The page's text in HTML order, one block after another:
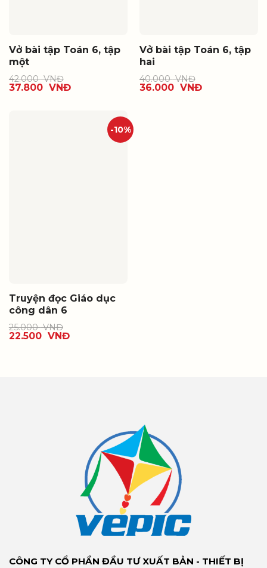
Vở bài tập Toán 6, tập
một
42.000VNĐ
37.800 VNĐ
Vở bài tập Toán 6, tập
hai
40.000VNĐ
36.000 VNĐ
-10%
Truyện đọc Giáo dục
công dân 6
25.000VNĐ
22.500 VNĐ
CÔNG TY CỔ PHẦN ĐẦU TƯ XUẤT BẢN - THIẾT BỊ